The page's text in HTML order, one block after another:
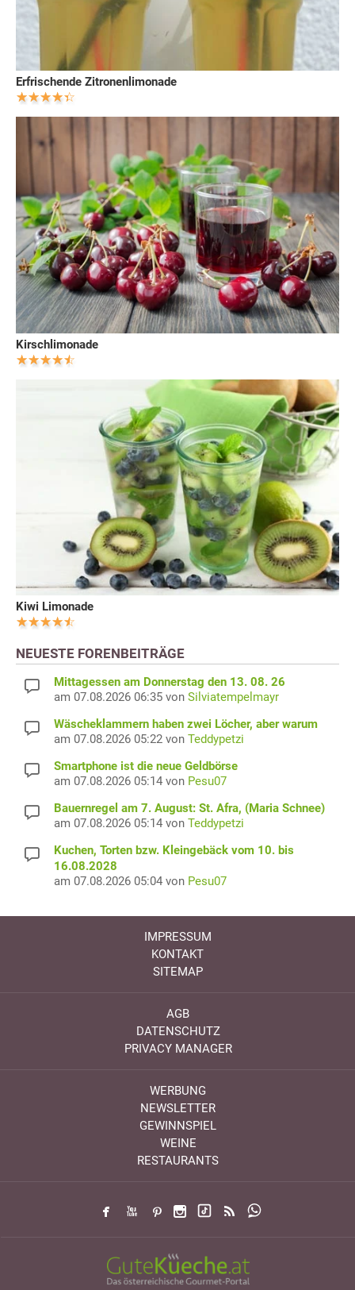
Erfrischende Zitronenlimonade
Kirschlimonade
Kiwi Limonade
NEUESTE FORENBEITRÄGE
Mittagessen am Donnerstag den 13. 08. 26
am 07.08.2026 06:35 von Silviatempelmayr
Wäscheklammern haben zwei Löcher, aber warum
am 07.08.2026 05:22 von Teddypetzi
Smartphone ist die neue Geldbörse
am 07.08.2026 05:14 von Pesu07
Bauernregel am 7. August: St. Afra, (Maria Schnee)
am 07.08.2026 05:14 von Teddypetzi
Kuchen, Torten bzw. Kleingebäck vom 10. bis
16.08.2028
am 07.08.2026 05:04 von Pesu07
IMPRESSUM
KONTAKT
SITEMAP
AGB
DATENSCHUTZ
PRIVACY MANAGER
WERBUNG
NEWSLETTER
GEWINNSPIEL
WEINE
RESTAURANTS